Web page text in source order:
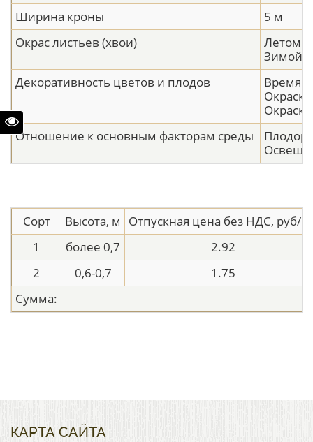
Ширина кроны
5 м
Окрас листьев (хвои)
Летом -
Зимой -
Декоративность цветов и плодов
Время
Отношение к основным факторам среды
Сорт Высота, м
Отпускная цена без НДС, руб/
1
более 0,7
2.92
2
0,6-0,7
1.75
Сумма:
КАРТА САЙТА